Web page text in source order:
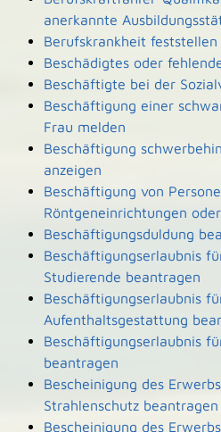
anerkannte
Berufskrankheit feststellen
Beschädigtes oder
Beschäftigte bei der
Beschäftigung einer
Frau melden
Beschäftigung
anzeigen
Beschäftigung von
Röntgeneinrichtungen
Beschäftigungsduldung
Beschäftigungserlaubnis
Studierende beantragen
Beschäftigungserlaubnis
Aufenthaltsgestattung
Beschäftigungserlaubnis
beantragen
Bescheinigung des
Strahlenschutz beantragen
Bescheinigung des